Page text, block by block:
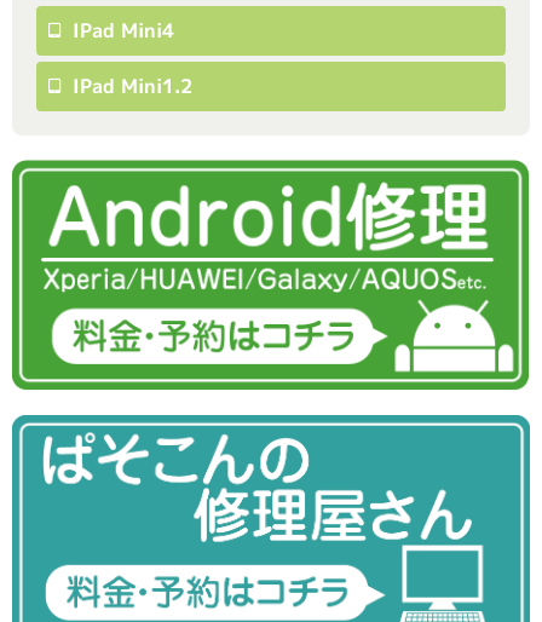
IPad Mini4
IPad Mini1.2